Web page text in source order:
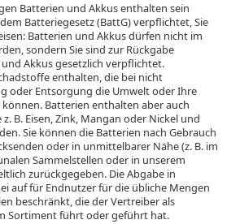
Batterien und Akkus enthalten sein
Batteriegesetz (BattG) verpflichtet, Sie
Batterien und Akkus dürfen nicht im
sondern Sie sind zur Rückgabe
Akkus gesetzlich verpflichtet.
enthalten, die bei nicht
oder Entsorgung die Umwelt oder Ihre
Batterien enthalten aber auch
B. Eisen, Zink, Mangan oder Nickel und
Sie können die Batterien nach Gebrauch
oder in unmittelbarer Nähe (z. B. im
Sammelstellen oder in unserem
zurückgegeben. Die Abgabe in
auf für Endnutzer für die übliche Mengen
beschränkt, die der Vertreiber als
Sortiment führt oder geführt hat.